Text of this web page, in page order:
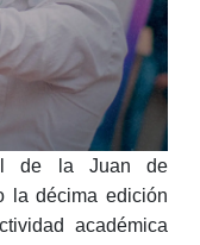
de la Juan de
la décima edición
académica